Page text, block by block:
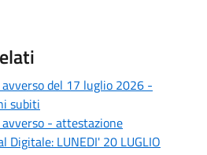
del 17 luglio 2026 -
subiti
- attestazione
Digitale: LUNEDI' 20 LUGLIO